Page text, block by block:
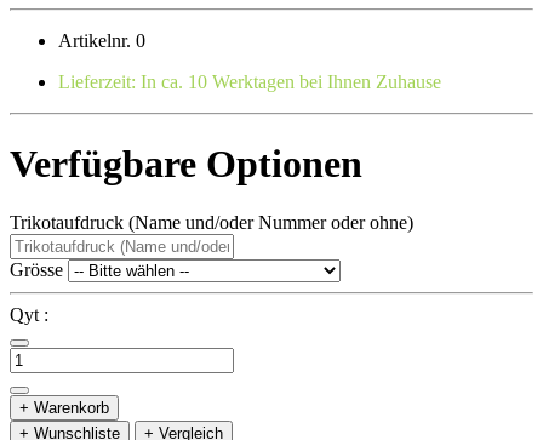
Artikelnr. 0
Lieferzeit: In ca. 10 Werktagen bei Ihnen Zuhause
Verfügbare Optionen
Trikotaufdruck (Name und/oder Nummer oder ohne)
Grösse
Qyt :
+ Warenkorb
+ Wunschliste
+ Vergleich